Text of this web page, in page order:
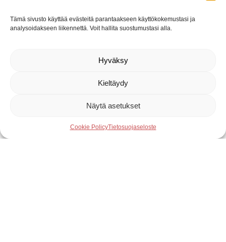
Tämä sivusto käyttää evästeitä parantaakseen käyttökokemustasi ja
analysoidakseen liikennettä. Voit hallita suostumustasi alla.
Hyväksy
Kieltäydy
Näytä asetukset
Cookie PolicyTietosuojaseloste